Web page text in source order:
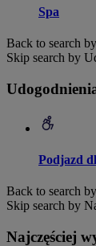
Spa
Back to search
Skip search by
Podjazd
Back to search
Skip search by
Najczęściej